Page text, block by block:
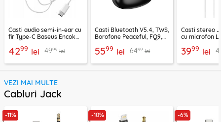
Casti audio semi-in-ear cu
fir Type-C Baseus Encok
4299 lei 4999 lei
Casti Bluetooth V5.4, TWS,
Borofone Peaceful, FQ9,
5599 lei 6499 lei
Casti stereo
cu microfon
3999 lei
VEZI MAI MULTE
Cabluri Jack
-11% -10% -6%